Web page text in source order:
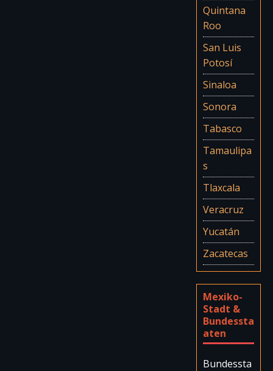
Quintana
Roo
San Luis
Potosí
Sinaloa
Sonora
Tabasco
Tamaulipa
s
Tlaxcala
Veracruz
Yucatán
Zacatecas
Mexiko-
Stadt &
Bundessta
aten
Bundessta